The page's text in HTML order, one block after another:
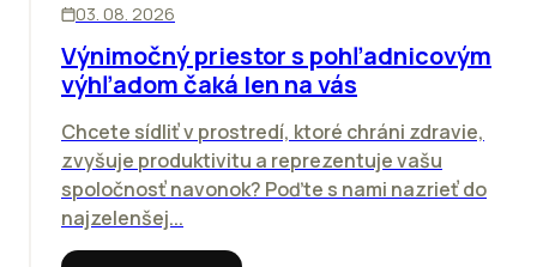
03. 08. 2026
Výnimočný priestor s pohľadnicovým
výhľadom čaká len na vás
Chcete sídliť v prostredí, ktoré chráni zdravie,
zvyšuje produktivitu a reprezentuje vašu
spoločnosť navonok? Poďte s nami nazrieť do
najzelenšej...